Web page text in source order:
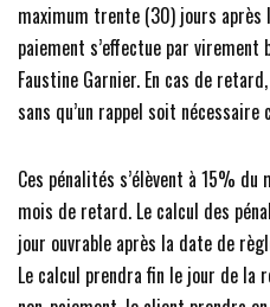
maximum trente (30) jours après
paiement s’effectue par virement
Faustine Garnier. En cas de
sans qu’un rappel soit
Ces pénalités s’élèvent à 15%
mois de retard. Le calcul des
jour ouvrable après la date de
Le calcul prendra fin le jour de la